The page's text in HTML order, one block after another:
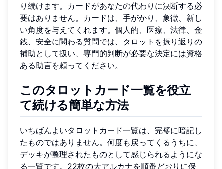
り続けます。カードがあなたの代わりに決断する必
要はありません。カードは、手がかり、象徴、新し
い角度を与えてくれます。個人的、医療、法律、金
銭、安全に関わる質問では、タロットを振り返りの
補助として扱い、専門的判断が必要な決定には資格
ある助言を頼ってください。
このタロットカード一覧を役立
て続ける簡単な方法
いちばんよいタロットカード一覧は、完璧に暗記し
たものではありません。何度も戻ってくるうちに、
デッキが整理されたものとして感じられるようにな
る一覧です。22枚の大アルカナを順番どおりに保